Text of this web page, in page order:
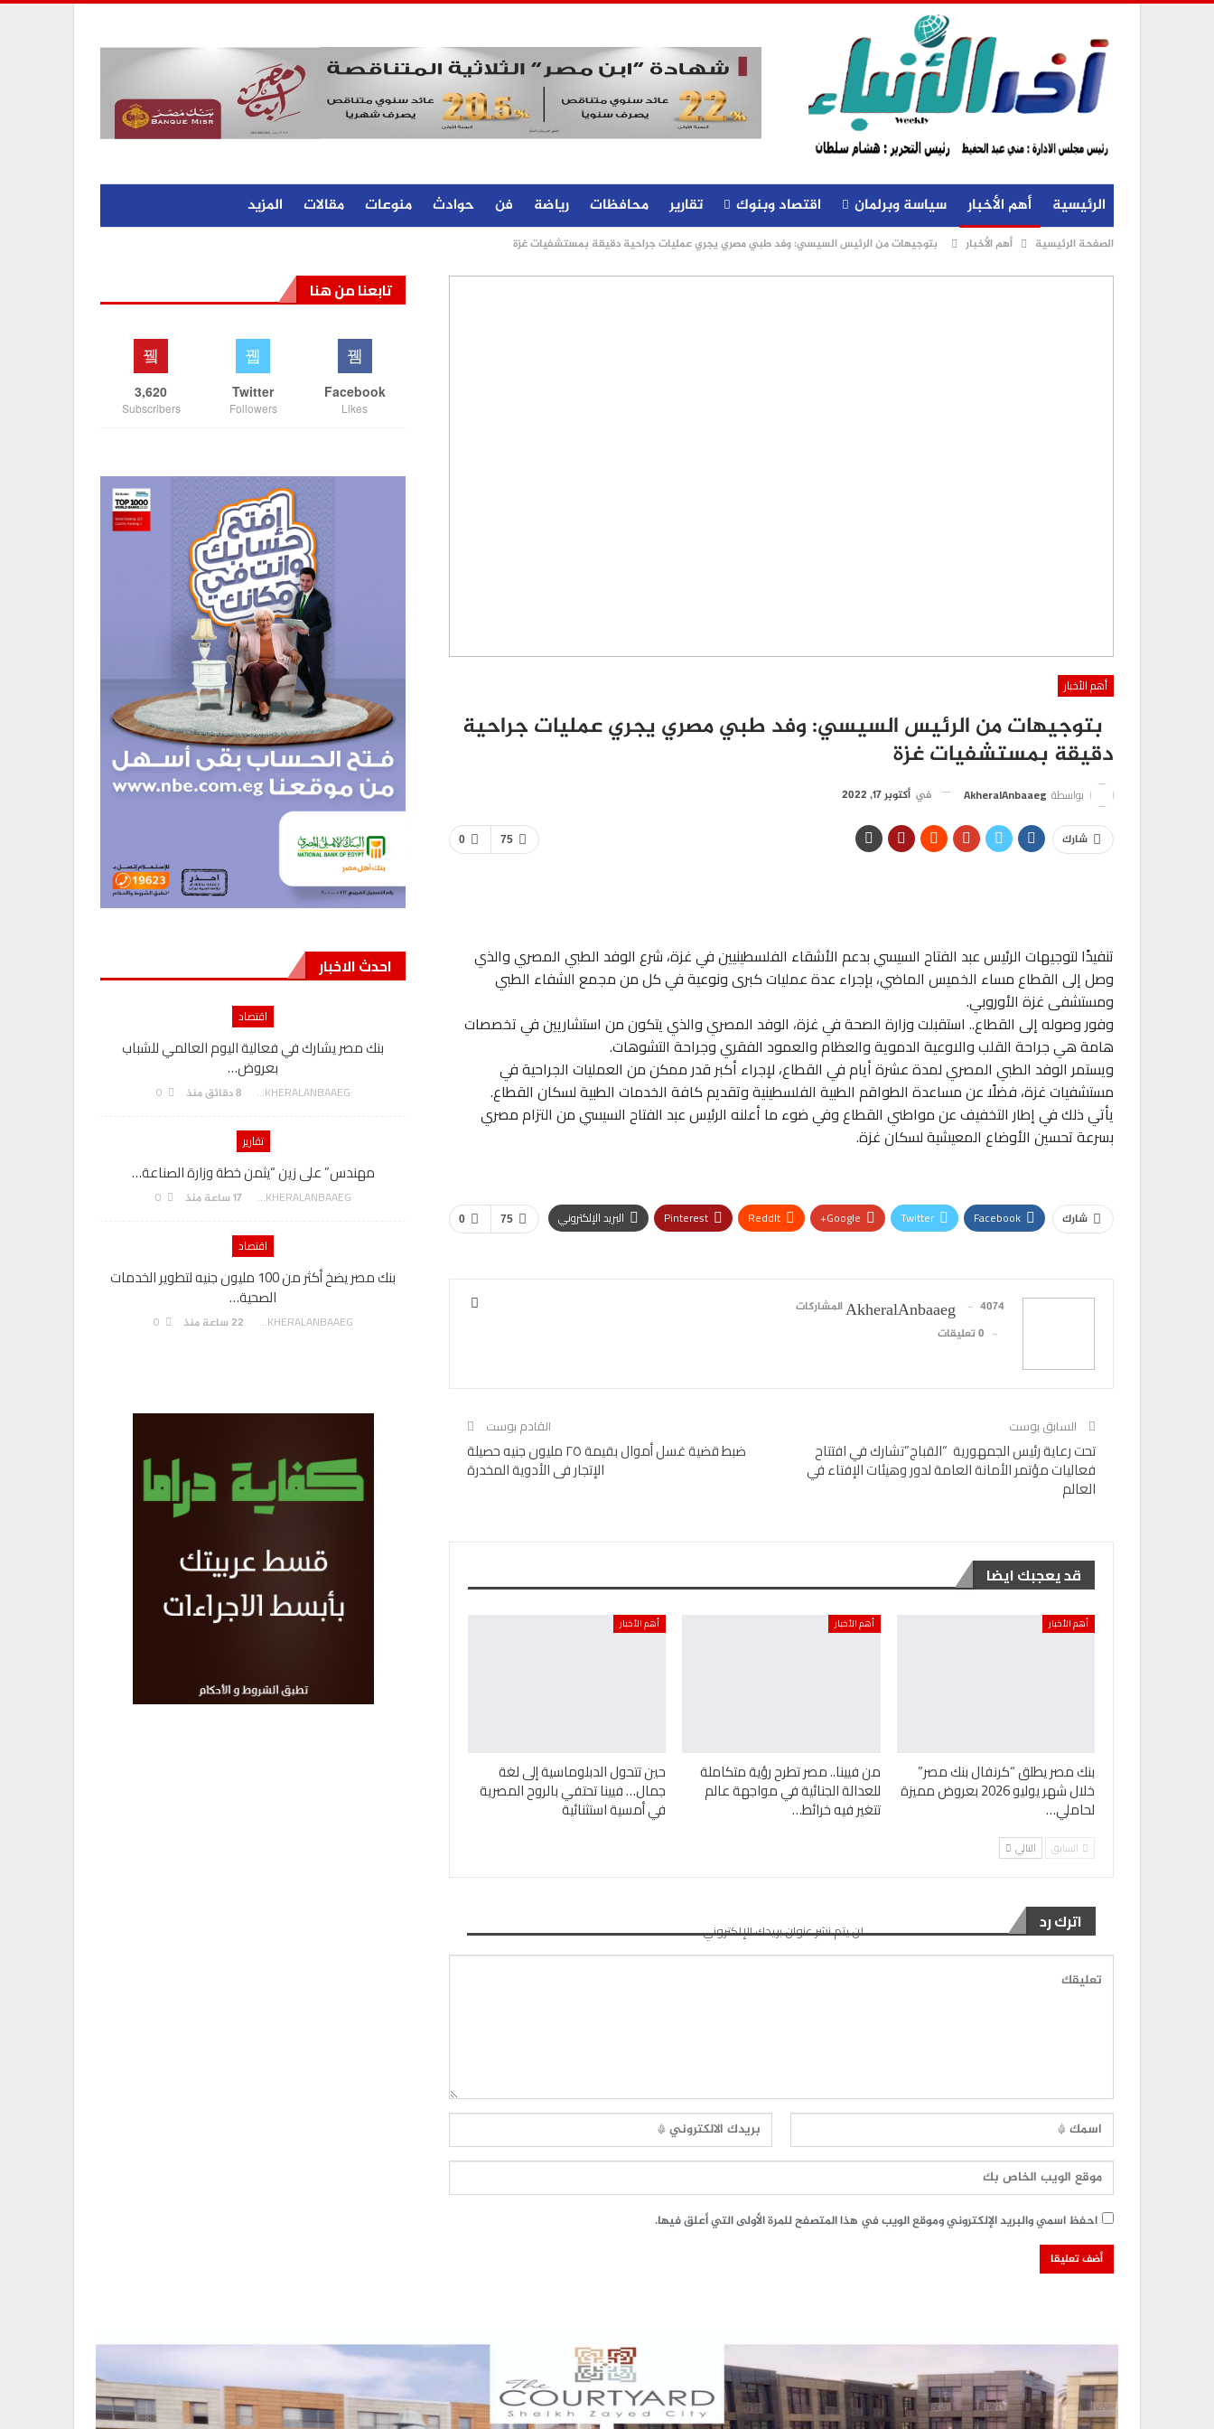
الرئيسية أهم الأخبار سياسة وبرلمان اقتصاد وبنوك تقارير محافظات رياضة فن حوادث منوعات مقالات المزيد
الصفحة الرئيسية أهم الأخبار بتوجيهات من الرئيس السيسي: وفد طبي مصري يجري عمليات جراحية دقيقة بمستشفيات غزة
أهم الأخبار
بتوجيهات من الرئيس السيسي: وفد طبي مصري يجري عمليات جراحية
دقيقة بمستشفيات غزة
بواسطة AkheralAnbaaeg في أكتوبر 17, 2022
0 75 شارك
تنفيذًا لتوجيهات الرئيس عبد الفتاح السيسي بدعم الأشقاء الفلسطينيين في غزة، شرع الوفد الطبي المصري والذي
وصل إلى القطاع مساء الخميس الماضي، بإجراء عدة عمليات كبرى ونوعية في كل من مجمع الشفاء الطبي
ومستشفى غزة الأوروبي.
وفور وصوله إلى القطاع.. استقبلت وزارة الصحة في غزة، الوفد المصري والذي يتكون من استشاريين في تخصصات
هامة هي جراحة القلب والاوعية الدموية والعظام والعمود الفقري وجراحة التشوهات.
ويستمر الوفد الطبي المصري لمدة عشرة أيام في القطاع، لإجراء أكبر قدر ممكن من العمليات الجراحية في
مستشفيات غزة، فضلًا عن مساعدة الطواقم الطبية الفلسطينية وتقديم كافة الخدمات الطبية لسكان القطاع.
يأتي ذلك في إطار التخفيف عن مواطني القطاع وفي ضوء ما أعلنه الرئيس عبد الفتاح السيسي من التزام مصري
بسرعة تحسين الأوضاع المعيشية لسكان غزة.
0 75 شارك Facebook
Twitter
Google+
ReddIt
Pinterest البريد الإلكتروني
AkheralAnbaaeg
4074 المشاركات
0 تعليقات
السابق بوست
تحت رعاية رئيس الجمهورية “القباج”تشارك في افتتاح
فعاليات مؤتمر الأمانة العامة لدور وهيئات الإفتاء في
العالم
القادم بوست
ضبط قضية غسل أموال بقيمة ٢٥ مليون جنيه حصيلة
الإتجار فى الأدوية المخدرة
قد يعجبك ايضا
أهم الأخبار
بنك مصر يطلق “كرنفال بنك مصر”
خلال شهر يوليو 2026 بعروض مميزة
لحاملي…
أهم الأخبار
من فيينا.. مصر تطرح رؤية متكاملة
للعدالة الجنائية في مواجهة عالم
تتغير فيه خرائط…
أهم الأخبار
حين تتحول الدبلوماسية إلى لغة
جمال… فيينا تحتفي بالروح المصرية
في أمسية استثنائية
السابق التالي
اترك رد لن يتم نشر عنوان بريدك الإلكتروني.
احفظ اسمي والبريد الإلكتروني وموقع الويب في هذا المتصفح للمرة الأولى التي أعلق فيها.
تابعنا من هنا
Facebook
Likes
Twitter
Followers
3,620
Subscribers
احدث الاخبار
اقتصاد
بنك مصر يشارك في فعالية اليوم العالمي للشباب
بعروض…
AKHERALANBAAEG 8 دقائق منذ
تقارير
مهندس” على زين “يثمن خطة وزارة الصناعة…
AKHERALANBAAEG 17 ساعة منذ
اقتصاد
بنك مصر يضخ أكثر من 100 مليون جنيه لتطوير الخدمات
الصحية…
AKHERALANBAAEG 22 ساعة منذ